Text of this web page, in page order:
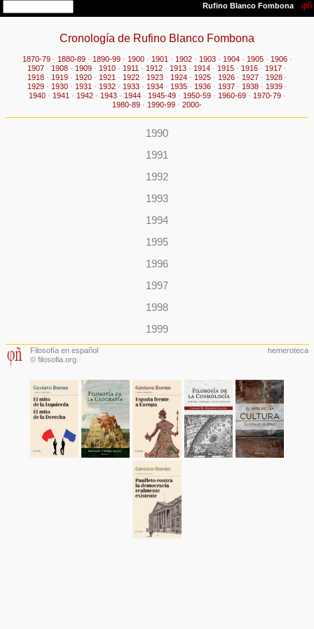
Cronología de Rufino Blanco Fombona
1870-79· 1880-89· 1890-99· 1900· 1901 · 1902· 1903· 1904· 1905· 1906·
1907 · 1908 · 1909 · 1910 · 1911 · 1912 · 1913 · 1914 · 1915 · 1916 · 1917 ·
1918· 1919· 1920· 1921 · 1922· 1923· 1924· 1925· 1926· 1927· 1928·
1929· 1930· 1931 · 1932· 1933· 1934· 1935· 1936· 1937· 1938· 1939·
1940· 1941 · 1942· 1943· 1944· 1945-49· 1950-59· 1960-69· 1970-79·
1980-89 · 1990-99 · 2000-
1990
1991
1992
1993
1994
1995
1996
1997
1998
1999
Filosofía en español
© filosofia.org
hemeroteca